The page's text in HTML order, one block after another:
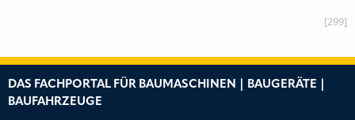
[299]
DAS FACHPORTAL FÜR BAUMASCHINEN | BAUGERÄTE |
BAUFAHRZEUGE